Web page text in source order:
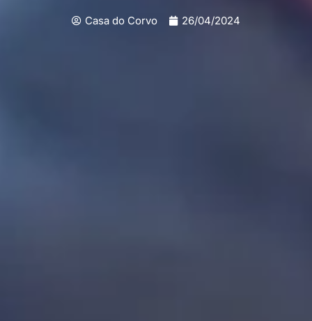
Casa do Corvo 26/04/2024